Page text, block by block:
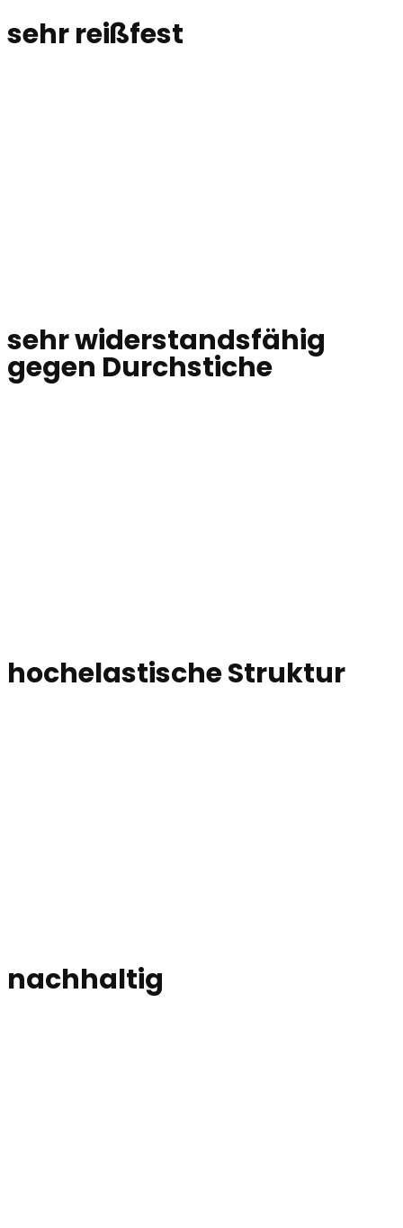
sehr reißfest
sehr widerstandsfähig
gegen Durchstiche
hochelastische Struktur
nachhaltig